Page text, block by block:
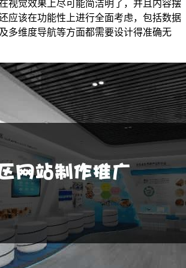
视觉效果上尽可能简洁明了，并且内容摆
应该在功能性上进行全面考虑，包括数据
多维度导航等方面都需要设计得准确无